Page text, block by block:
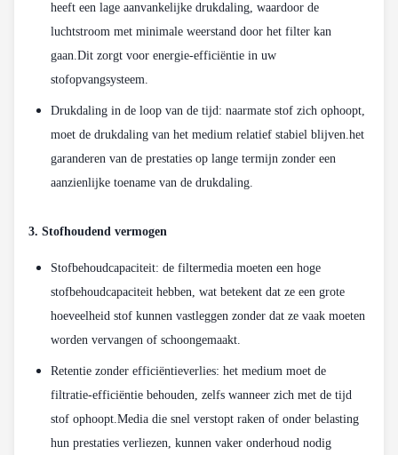
heeft een lage aanvankelijke drukdaling, waardoor de
luchtstroom met minimale weerstand door het filter kan
gaan.Dit zorgt voor energie-efficiëntie in uw
stofopvangsysteem.
Drukdaling in de loop van de tijd: naarmate stof zich ophoopt,
moet de drukdaling van het medium relatief stabiel blijven.het
garanderen van de prestaties op lange termijn zonder een
aanzienlijke toename van de drukdaling.
3. Stofhoudend vermogen
Stofbehoudcapaciteit: de filtermedia moeten een hoge
stofbehoudcapaciteit hebben, wat betekent dat ze een grote
hoeveelheid stof kunnen vastleggen zonder dat ze vaak moeten
worden vervangen of schoongemaakt.
Retentie zonder efficiëntieverlies: het medium moet de
filtratie-efficiëntie behouden, zelfs wanneer zich met de tijd
stof ophoopt.Media die snel verstopt raken of onder belasting
hun prestaties verliezen, kunnen vaker onderhoud nodig